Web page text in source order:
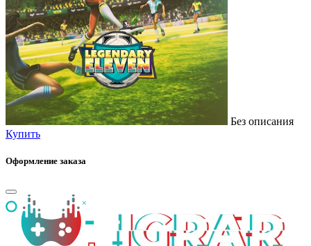
Без описания
Купить
Оформление заказа